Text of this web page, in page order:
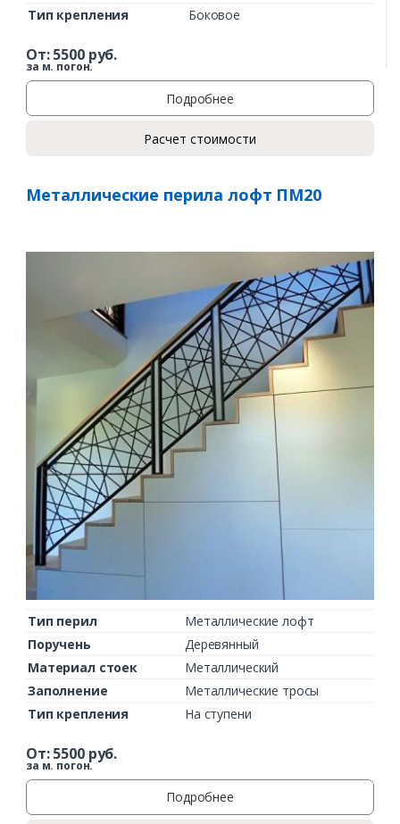
Тип крепления
Боковое
От:5500руб.
за м. погон.
Подробнее
Расчет стоимости
Металлические перила лофт ПМ20
Тип перил
Металлические лофт
Поручень
Деревянный
Материал стоек
Металлический
Заполнение
Металлические тросы
Тип крепления
На ступени
От:5500руб.
за м. погон.
Подробнее